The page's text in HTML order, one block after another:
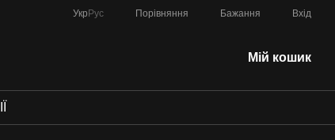
Укр Рус Порівняння Бажання Вхід
Мій кошик